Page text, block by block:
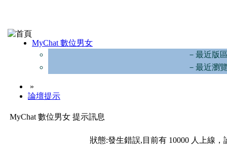
MyChat 數位男女
－最近版
－最近瀏
»
論壇提示
MyChat 數位男女 提示訊息
狀態:發生錯誤,目前有 10000 人上線